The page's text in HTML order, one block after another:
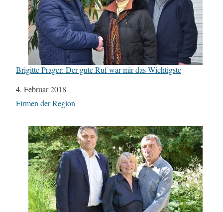
Brigitte Prager: Der gute Ruf war mir das Wichtigste
Datum
4. Februar 2018
In Bezug auf
Firmen der Region